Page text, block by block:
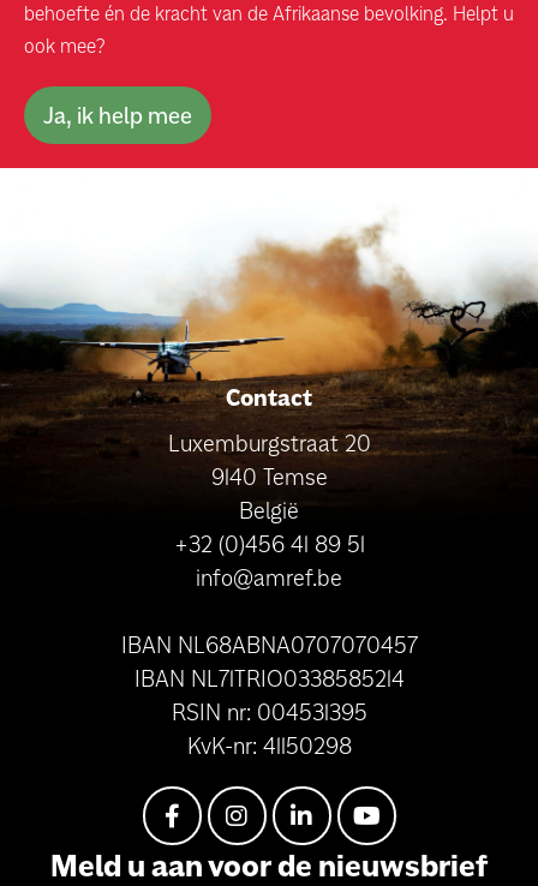
behoefte én de kracht van de Afrikaanse bevolking. Helpt u
ook mee?
Ja, ik help mee
Contact
Luxemburgstraat 20
9140 Temse
België
+32 (0)456 41 89 51
info@amref.be
IBAN NL68ABNA0707070457
IBAN NL71TRIO0338585214
RSIN nr: 004531395
KvK-nr: 41150298
Meld u aan voor de nieuwsbrief